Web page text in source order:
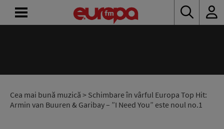
Cea mai bună muzică > Schimbare în vârful Europa Top Hit:
Armin van Buuren & Garibay – ”I Need You” este noul no.1
RADIO